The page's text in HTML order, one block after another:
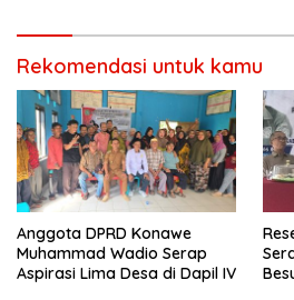
Rekomendasi untuk kamu
Anggota DPRD Konawe
Muhammad Wadio Serap
Aspirasi Lima Desa di Dapil IV